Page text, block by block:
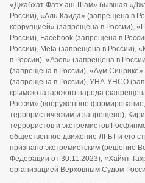
«Джабхат Фатх аш-Шам» бывшая
России), «Аль-Каида» (запрещена в
коррупцией» (запрещена в России),
России), Facebook (запрещена в
России), Meta (запрещена в России),
в России), «Азов» (запрещена в
(запрещена в России), «Аум
(запрещена в России), УНА-УНСО
крымскотатарского народа
России» (вооруженное
террористическим и запрещено),
террористов и экстремистов
общественное движение ЛГБТ и его
признано экстремистским (решение
Федерации от 30.11.2023), «Хайят
организацией Верховным Судом